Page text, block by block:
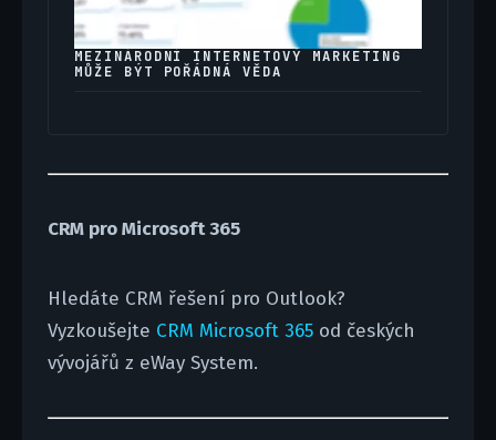
MEZINÁRODNÍ INTERNETOVÝ MARKETING
MŮŽE BÝT POŘÁDNÁ VĚDA
CRM pro Microsoft 365
Hledáte CRM řešení pro Outlook?
Vyzkoušejte CRM Microsoft 365od českých
vývojářů z eWay System.